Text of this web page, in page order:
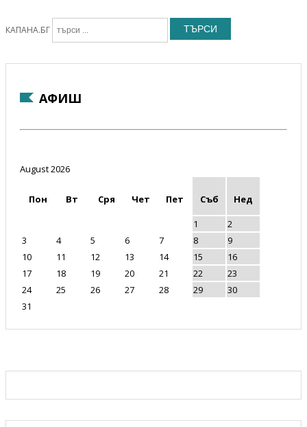
КАПАНА.БГ ТЪРСИ
АФИШ
August 2026
Пон Вт Сря Чет Пет Съб
Нед
1
2
3
4 5 6 7 8
9
10
11 12 13 14 15
16
17
18 19 20 21 22
23
24
25 26 27 28 29
30
31